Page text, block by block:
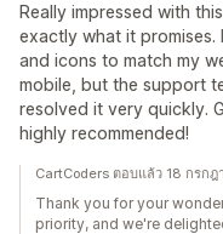
Really impressed with
exactly what it promises.
and icons to match my
mobile, but the support
resolved it very quickly.
highly recommended!
CartCoders ตอบแล้ว 18 กรก
Thank you for your
priority, and we're